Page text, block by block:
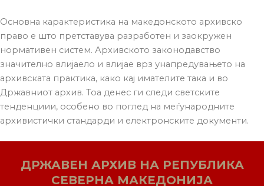
Основна карактеристика на македонското архивско
право е што претставува разработен и заокружен
нормативен систем. Архивското законодавство
значително влијаело и влијае врз унапредувањето на
архивската практика, како кај имателите така и во
Државниот архив. Тоа денес ги следи светските
тенденциии, особено во поглед на меѓународните
архивистички стандарди и електронските документи.
ДРЖАВЕН АРХИВ НА РЕПУБЛИКА
СЕВЕРНА МАКЕДОНИЈА